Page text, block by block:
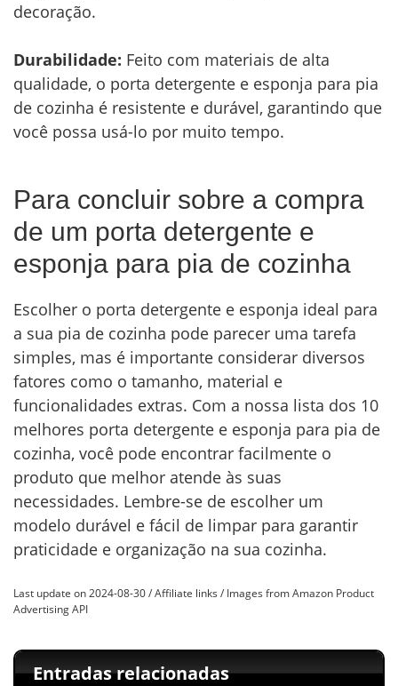
decoração.
Durabilidade: Feito com materiais de alta
qualidade, o porta detergente e esponja para pia
de cozinha é resistente e durável, garantindo que
você possa usá-lo por muito tempo.
Para concluir sobre a compra
de um porta detergente e
esponja para pia de cozinha
Escolher o porta detergente e esponja ideal para
a sua pia de cozinha pode parecer uma tarefa
simples, mas é importante considerar diversos
fatores como o tamanho, material e
funcionalidades extras. Com a nossa lista dos 10
melhores porta detergente e esponja para pia de
cozinha, você pode encontrar facilmente o
produto que melhor atende às suas
necessidades. Lembre-se de escolher um
modelo durável e fácil de limpar para garantir
praticidade e organização na sua cozinha.
Last update on 2024-08-30 / Affiliate links / Images from Amazon Product
Advertising API
Entradas relacionadas